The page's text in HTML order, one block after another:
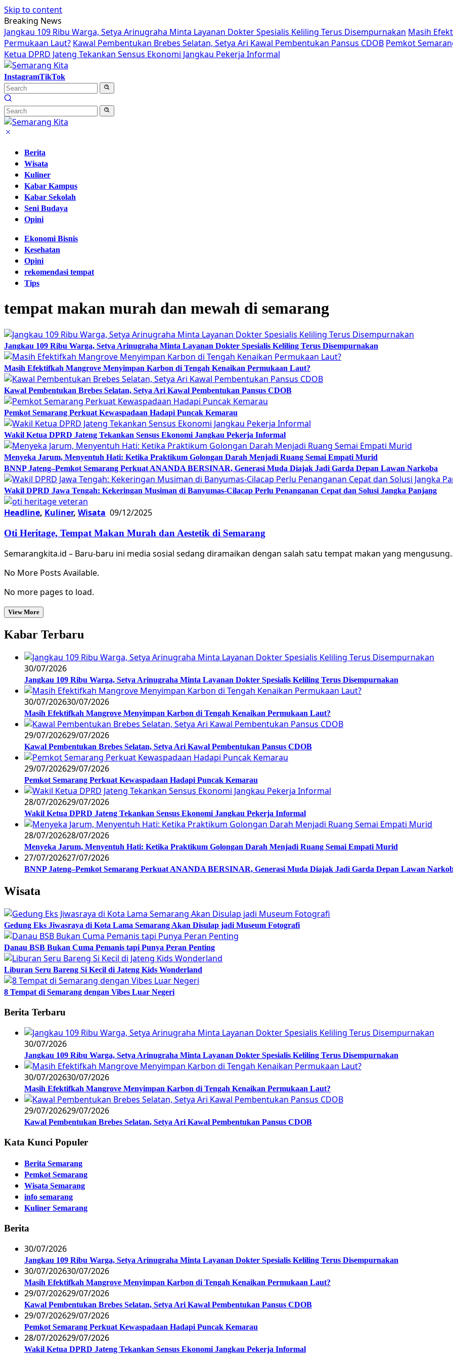
Skip to content
Breaking News
Jangkau 109 Ribu Warga, Setya Arinugraha Minta Layanan Dokter Spesialis Keliling Terus Disempurnakan Masih
Permukaan Laut? Kawal Pembentukan Brebes Selatan, Setya Ari Kawal Pembentukan Pansus CDOB Pemkot
Ketua DPRD Jateng Tekankan Sensus Ekonomi Jangkau Pekerja Informal
InstagramTikTok
Berita
Wisata
Kuliner
Kabar Kampus
Kabar Sekolah
Seni Budaya
Opini
Ekonomi Bisnis
Kesehatan
Opini
rekomendasi tempat
Tips
tempat makan murah dan mewah di semarang
Jangkau 109 Ribu Warga, Setya Arinugraha Minta Layanan Dokter Spesialis Keliling Terus Disempurnakan
Masih Efektifkah Mangrove Menyimpan Karbon di Tengah Kenaikan Permukaan Laut?
Kawal Pembentukan Brebes Selatan, Setya Ari Kawal Pembentukan Pansus CDOB
Pemkot Semarang Perkuat Kewaspadaan Hadapi Puncak Kemarau
Wakil Ketua DPRD Jateng Tekankan Sensus Ekonomi Jangkau Pekerja Informal
Menyeka Jarum, Menyentuh Hati: Ketika Praktikum Golongan Darah Menjadi Ruang Semai Empati Murid
BNNP Jateng–Pemkot Semarang Perkuat ANANDA BERSINAR, Generasi Muda Diajak Jadi Garda Depan Lawan Narkoba
Wakil DPRD Jawa Tengah: Kekeringan Musiman di Banyumas-Cilacap Perlu Penanganan Cepat dan Solusi Jangka Panjang
Headline, Kuliner, Wisata 09/12/2025
Oti Heritage, Tempat Makan Murah dan Aestetik di Semarang
Semarangkita.id – Baru-baru ini media sosial sedang diramaikan dengan salah satu tempat makan yang
No More Posts Available.
No more pages to load.
View More
Kabar Terbaru
30/07/2026
Jangkau 109 Ribu Warga, Setya Arinugraha Minta Layanan Dokter Spesialis Keliling Terus Disempurnakan
30/07/202630/07/2026
Masih Efektifkah Mangrove Menyimpan Karbon di Tengah Kenaikan Permukaan Laut?
29/07/202629/07/2026
Kawal Pembentukan Brebes Selatan, Setya Ari Kawal Pembentukan Pansus CDOB
29/07/202629/07/2026
Pemkot Semarang Perkuat Kewaspadaan Hadapi Puncak Kemarau
28/07/202629/07/2026
Wakil Ketua DPRD Jateng Tekankan Sensus Ekonomi Jangkau Pekerja Informal
28/07/202628/07/2026
Menyeka Jarum, Menyentuh Hati: Ketika Praktikum Golongan Darah Menjadi Ruang Semai Empati Murid
27/07/202627/07/2026
BNNP Jateng–Pemkot Semarang Perkuat ANANDA BERSINAR, Generasi Muda Diajak Jadi Garda Depan Lawan
Wisata
Gedung Eks Jiwasraya di Kota Lama Semarang Akan Disulap jadi Museum Fotografi
Danau BSB Bukan Cuma Pemanis tapi Punya Peran Penting
Liburan Seru Bareng Si Kecil di Jateng Kids Wonderland
8 Tempat di Semarang dengan Vibes Luar Negeri
Berita Terbaru
30/07/2026
Jangkau 109 Ribu Warga, Setya Arinugraha Minta Layanan Dokter Spesialis Keliling Terus Disempurnakan
30/07/202630/07/2026
Masih Efektifkah Mangrove Menyimpan Karbon di Tengah Kenaikan Permukaan Laut?
29/07/202629/07/2026
Kawal Pembentukan Brebes Selatan, Setya Ari Kawal Pembentukan Pansus CDOB
Kata Kunci Populer
Berita Semarang
Pemkot Semarang
Wisata Semarang
info semarang
Kuliner Semarang
Berita
30/07/2026
Jangkau 109 Ribu Warga, Setya Arinugraha Minta Layanan Dokter Spesialis Keliling Terus Disempurnakan
30/07/202630/07/2026
Masih Efektifkah Mangrove Menyimpan Karbon di Tengah Kenaikan Permukaan Laut?
29/07/202629/07/2026
Kawal Pembentukan Brebes Selatan, Setya Ari Kawal Pembentukan Pansus CDOB
29/07/202629/07/2026
Pemkot Semarang Perkuat Kewaspadaan Hadapi Puncak Kemarau
28/07/202629/07/2026
Wakil Ketua DPRD Jateng Tekankan Sensus Ekonomi Jangkau Pekerja Informal